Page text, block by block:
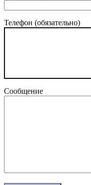
Телефон (обязательно)
Сообщение